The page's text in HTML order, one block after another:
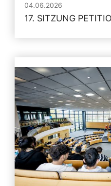
04.06.2026
17. SITZUNG